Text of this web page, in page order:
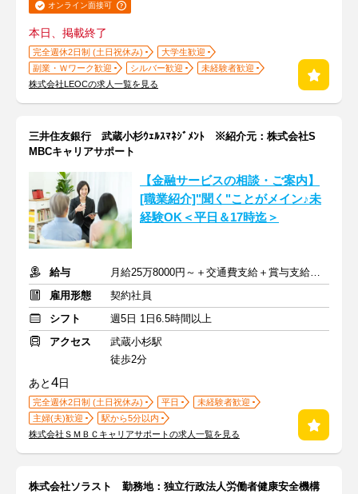
オンライン面接可
本日、掲載終了
完全週休2日制 (土日祝休み)
大学生歓迎
副業・Ｗワーク歓迎
シルバー歓迎
未経験者歓迎
株式会社LEOCの求人一覧を見る
三井住友銀行 武蔵小杉ｳｪﾙｽﾏﾈｼﾞﾒﾝﾄ ※紹介元：株式会社S
MBCキャリアサポート
【金融サービスの相談・ご案内】
[職業紹介]"聞く"ことがメイン♪未
経験OK＜平日＆17時迄＞
給与
月給25万8000円～＋交通費支給＋賞与支給あり
雇用形態
契約社員
シフト
週5日 1日6.5時間以上
アクセス
武蔵小杉駅
徒歩2分
あと4日
完全週休2日制 (土日祝休み) 平日
未経験者歓迎
主婦(夫)歓迎
駅から5分以内
株式会社ＳＭＢＣキャリアサポートの求人一覧を見る
株式会社ソラスト 勤務地：独立行政法人労働者健康安全機構